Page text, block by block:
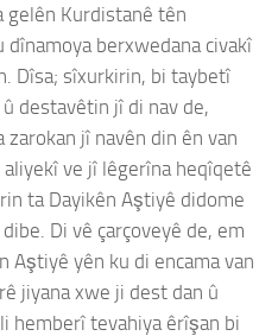
gelên Kurdistanê tên
dînamoya berxwedana civakî
Dîsa; sîxurkirin, bi taybetî
destavêtin jî di nav de,
jî navên din ên van
ve jî lêgerîna heqîqetê
ta Dayikên Aştiyê didome
Di vê çarçoveyê de, em
Aştiyê yên ku di encama van
jiyana xwe ji dest dan û
hemberî tevahiya êrîşan bi